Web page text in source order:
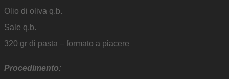
Olio di oliva q.b.
Sale q.b.
320 gr di pasta – formato a piacere
Procedimento: